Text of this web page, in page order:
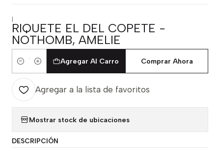
|
RIQUETE EL DEL COPETE -
NOTHOMB, AMELIE
Cantidad
Agregar Al Carro Comprar Ahora
Agregar a la lista de favoritos
Mostrar stock de ubicaciones
DESCRIPCIÓN